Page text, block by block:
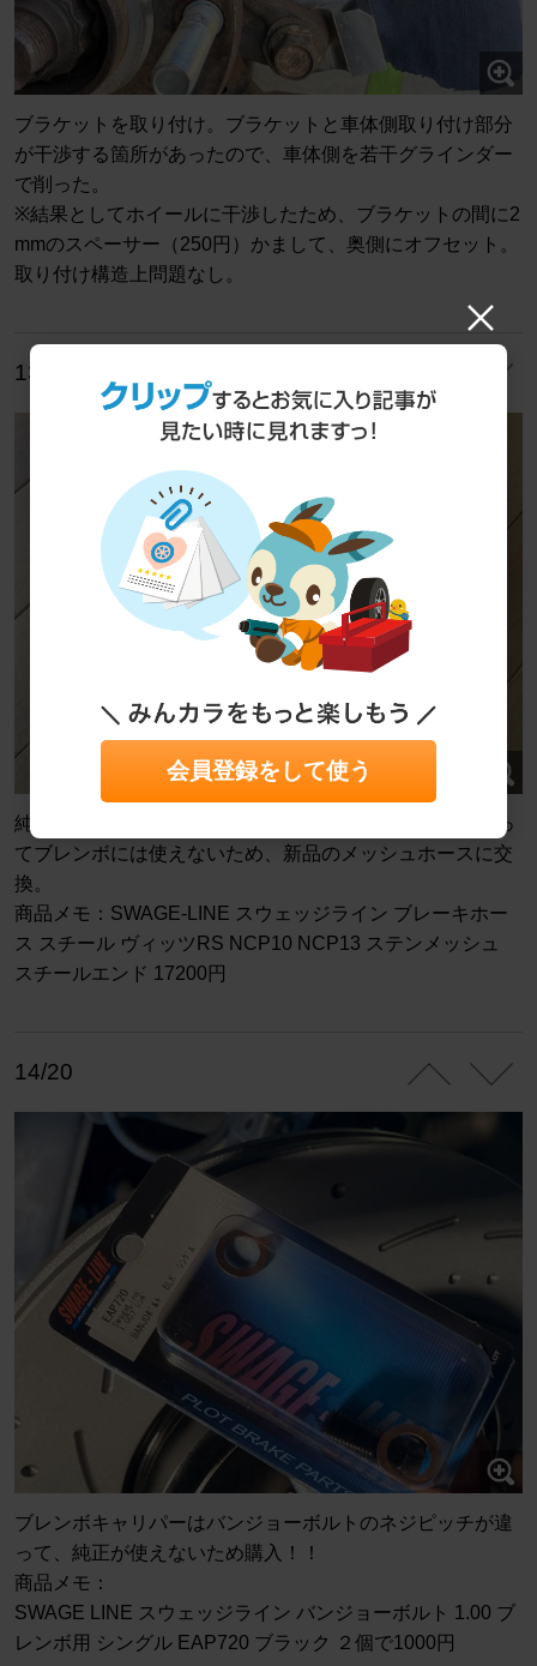
ブラケットを取り付け。ブラケットと車体側取り付け部分
が干渉する箇所があったので、車体側を若干グラインダー
で削った。
※結果としてホイールに干渉したため、ブラケットの間に2
mmのスペーサー（250円）かまして、奥側にオフセット。
取り付け構造上問題なし。
13/20
純正やTRDのホースにはキャリパー接続部分に突起があっ
てブレンボには使えないため、新品のメッシュホースに交
換。
商品メモ：SWAGE-LINE スウェッジライン ブレーキホー
ス スチール ヴィッツRS NCP10 NCP13 ステンメッシュ
スチールエンド 17200円
14/20
ブレンボキャリパーはバンジョーボルトのネジピッチが違
って、純正が使えないため購入！！
商品メモ：
SWAGE LINE スウェッジライン バンジョーボルト 1.00 ブ
レンボ用 シングル EAP720 ブラック ２個で1000円
会員登録をして使う